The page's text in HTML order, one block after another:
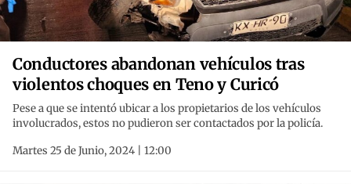
Conductores abandonan vehículos tras
violentos choques en Teno y Curicó
Pese a que se intentó ubicar a los propietarios de los vehículos
involucrados, estos no pudieron ser contactados por la policía.
Martes 25 de Junio, 2024 | 12:00